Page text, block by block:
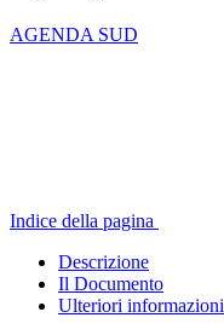
AGENDA SUD
Indice della pagina
Descrizione
Il Documento
Ulteriori informazioni